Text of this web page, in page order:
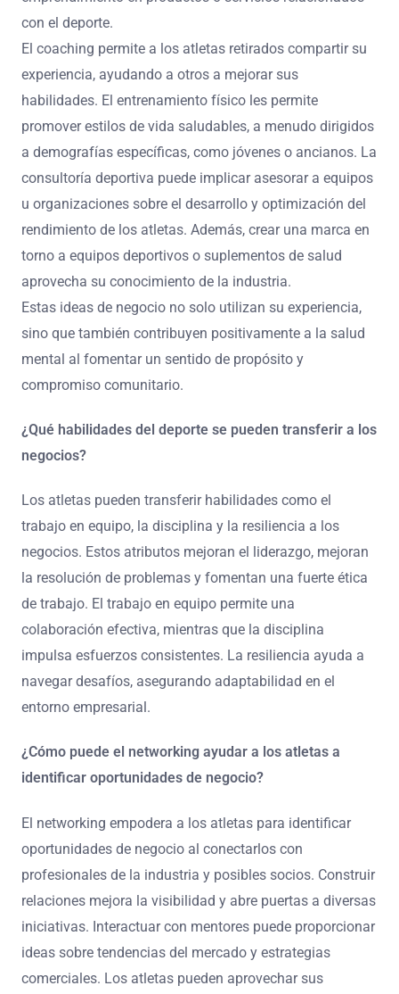
con el deporte.
El coaching permite a los atletas retirados compartir su
experiencia, ayudando a otros a mejorar sus
habilidades. El entrenamiento físico les permite
promover estilos de vida saludables, a menudo dirigidos
a demografías específicas, como jóvenes o ancianos. La
consultoría deportiva puede implicar asesorar a equipos
u organizaciones sobre el desarrollo y optimización del
rendimiento de los atletas. Además, crear una marca en
torno a equipos deportivos o suplementos de salud
aprovecha su conocimiento de la industria.
Estas ideas de negocio no solo utilizan su experiencia,
sino que también contribuyen positivamente a la salud
mental al fomentar un sentido de propósito y
compromiso comunitario.
¿Qué habilidades del deporte se pueden transferir a los
negocios?
Los atletas pueden transferir habilidades como el
trabajo en equipo, la disciplina y la resiliencia a los
negocios. Estos atributos mejoran el liderazgo, mejoran
la resolución de problemas y fomentan una fuerte ética
de trabajo. El trabajo en equipo permite una
colaboración efectiva, mientras que la disciplina
impulsa esfuerzos consistentes. La resiliencia ayuda a
navegar desafíos, asegurando adaptabilidad en el
entorno empresarial.
¿Cómo puede el networking ayudar a los atletas a
identificar oportunidades de negocio?
El networking empodera a los atletas para identificar
oportunidades de negocio al conectarlos con
profesionales de la industria y posibles socios. Construir
relaciones mejora la visibilidad y abre puertas a diversas
iniciativas. Interactuar con mentores puede proporcionar
ideas sobre tendencias del mercado y estrategias
comerciales. Los atletas pueden aprovechar sus